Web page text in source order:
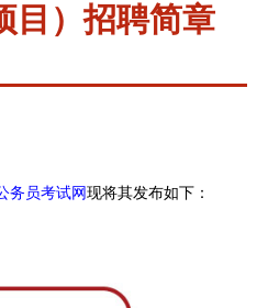
目）招聘简章
务员考试网现将其发布如下：